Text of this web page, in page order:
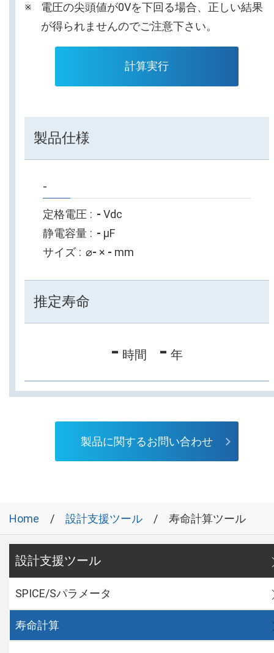
電圧の尖頭値が0Vを下回る場合、正しい結果
が得られませんのでご注意下さい。
計算実行
製品仕様
-
定格電圧 - Vdc
静電容量
- µF
サイズ
⌀- × - mm
推定寿命
- 時間 - 年
製品に関するお問い合わせ
Home 設計支援ツール 寿命計算ツール
設計支援ツール
SPICE/Sパラメータ
寿命計算